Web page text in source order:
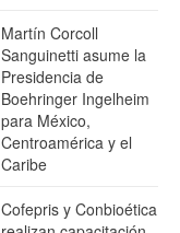
Martín Corcoll
Sanguinetti asume la
Presidencia de
Boehringer Ingelheim
para México,
Centroamérica y el
Caribe
Cofepris y Conbioética